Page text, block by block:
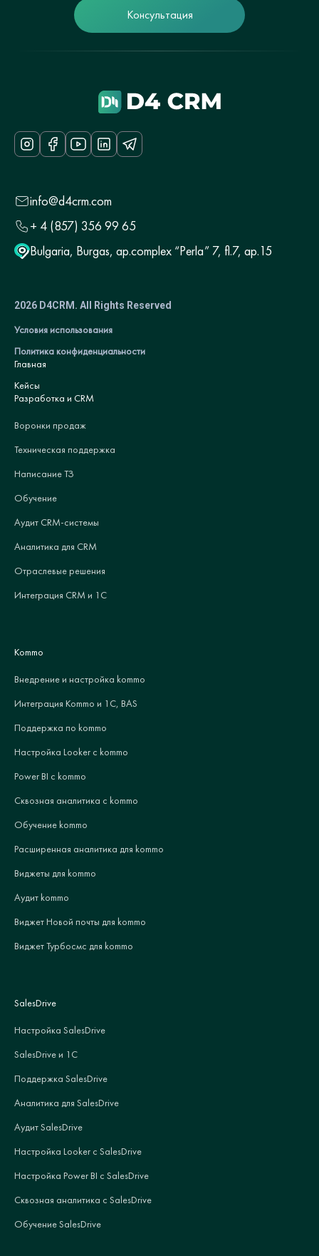
Консультация
info@d4crm.com
+ 4 (857) 356 99 65
Bulgaria, Burgas, ap.complex “Perla” 7, fl.7, ap.15
2026 D4CRM. All Rights Reserved
Условия использования
Политика конфиденциальности
Главная
Кейсы
Разработка и CRM
Воронки продаж
Техническая поддержка
Написание ТЗ
Обучение
Аудит CRM-системы
Аналитика для CRM
Отраслевые решения
Интеграция CRM и 1С
Kommo
Внедрение и настройка kommo
Интеграция Kommo и 1С, BAS
Поддержка по kommo
Настройка Looker с kommo
Power BI с kommo
Сквозная аналитика с kommo
Обучение kommo
Расширенная аналитика для kommo
Виджеты для kommo
Аудит kommo
Виджет Новой почты для kommo
Виджет Турбосмс для kommo
SalesDrive
Настройка SalesDrive
SalesDrive и 1С
Поддержка SalesDrive
Аналитика для SalesDrive
Аудит SalesDrive
Настройка Looker с SalesDrive
Настройка Power BI с SalesDrive
Сквозная аналитика с SalesDrive
Обучение SalesDrive